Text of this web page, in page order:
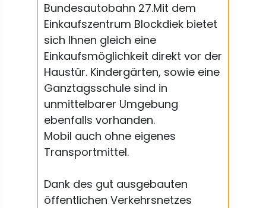
Bundesautobahn 27.Mit dem
Einkaufszentrum Blockdiek bietet
sich Ihnen gleich eine
Einkaufsmöglichkeit direkt vor der
Haustür. Kindergärten, sowie eine
Ganztagsschule sind in
unmittelbarer Umgebung
ebenfalls vorhanden.
Mobil auch ohne eigenes
Transportmittel.
Dank des gut ausgebauten
öffentlichen Verkehrsnetzes